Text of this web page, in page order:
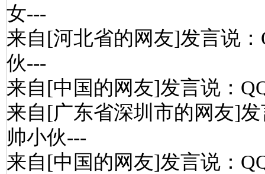
女---
来自[河北省的网友]发言说
伙---
来自[中国的网友]发言说：
来自[广东省深圳市的网友]
帅小伙---
来自[中国的网友]发言说：